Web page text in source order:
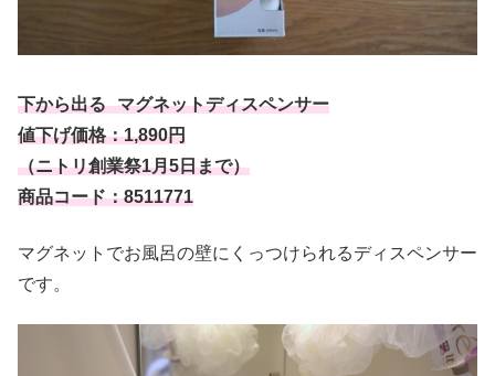
下から出る マグネットディスペンサー
値下げ価格：1,890円
（ニトリ創業祭1月5日まで）
商品コード：8511771
マグネットでお風呂の壁にくっつけられるディスペンサー
です。